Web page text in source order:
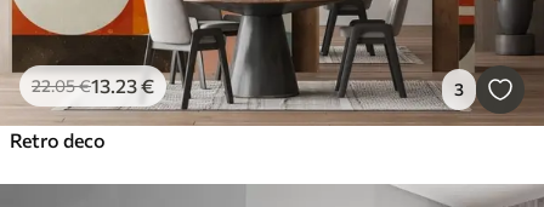
22.05€13.23€ 3
Retro deco